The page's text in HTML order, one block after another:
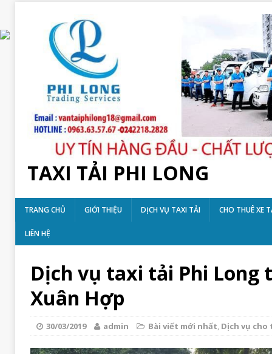
TAXI TẢI PHI LONG
TRANG CHỦ GIỚI THIỆU DỊCH VỤ TAXI TẢI CHO THUÊ XE
LIÊN HỆ
Dịch vụ taxi tải Phi Long
Xuân Hợp
30/03/2019 admin Bài viết mới nhất, Dịch vụ cho